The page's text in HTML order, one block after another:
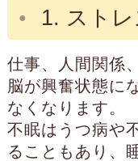
1. スト
仕事、人間関係
脳が興奮状態に
なくなります。
不眠はうつ病や
ることもあり、